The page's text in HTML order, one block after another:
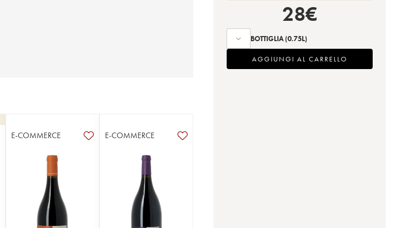
E-COMMERCE E-COMMERCE
28€
BOTTIGLIA (0.75L)
AGGIUNGI AL CARRELLO